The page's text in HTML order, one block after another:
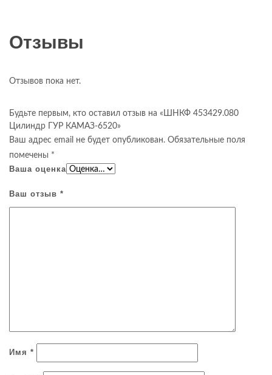
Отзывы
Отзывов пока нет.
Будьте первым, кто оставил отзыв на «ШНКФ 453429.080
Цилиндр ГУР КАМАЗ-6520»
Ваш адрес email не будет опубликован. Обязательные поля
помечены *
Ваша оценка
Ваш отзыв *
Имя *